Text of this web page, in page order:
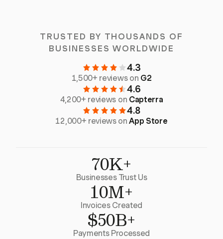
TRUSTED BY THOUSANDS OF
BUSINESSES WORLDWIDE
4.3
1,500+ reviews on G2
4.6
4,200+ reviews on Capterra
4.8
12,000+ reviews onApp Store
70K+
Businesses Trust Us
10M+
Invoices Created
$50B+
Payments Processed